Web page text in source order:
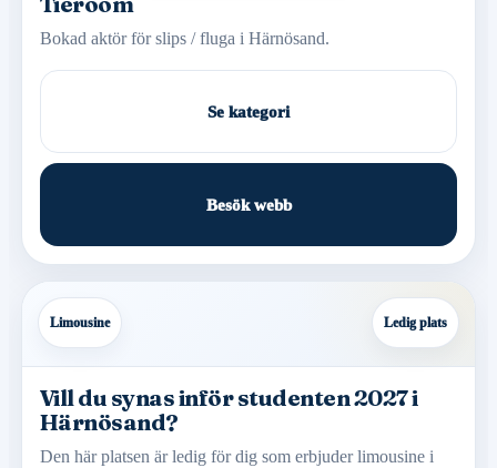
Bokad aktör för slips / fluga i Härnösand.
Se kategori
Besök webb
Limousine Ledig plats
Vill du synas inför studenten 2027 i
Härnösand?
Den här platsen är ledig för dig som erbjuder limousine i